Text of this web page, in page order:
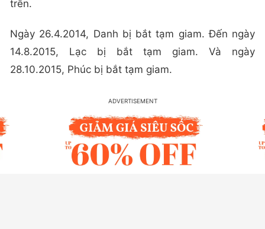
trên.
Ngày 26.4.2014, Danh bị bắt tạm giam. Đến ngày
14.8.2015, Lạc bị bắt tạm giam. Và ngày
28.10.2015, Phúc bị bắt tạm giam.